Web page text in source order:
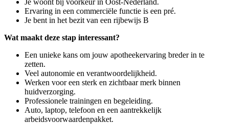
Ervaring in een commerciële functie is een pré.
Je bent in het bezit van een rijbewijs B
Wat maakt deze stap interessant?
Een unieke kans om jouw apotheekervaring breder in te
zetten.
Veel autonomie en verantwoordelijkheid.
Werken voor een sterk en zichtbaar merk binnen
huidverzorging.
Professionele trainingen en begeleiding.
Auto, laptop, telefoon en een aantrekkelijk
arbeidsvoorwaardenpakket.